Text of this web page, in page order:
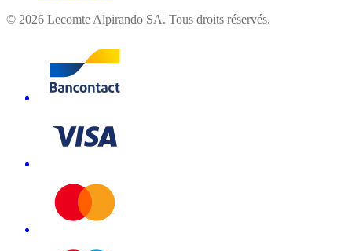
© 2026 Lecomte Alpirando SA. Tous droits réservés.